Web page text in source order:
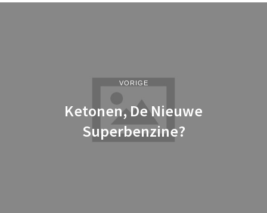
VORIGE
Ketonen, De Nieuwe
Superbenzine?